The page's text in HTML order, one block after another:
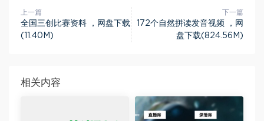
上一篇
全国三创比赛资料 ，网盘下载
(11.40M)
下一篇
172个自然拼读发音视频 ，网
盘下载(824.56M)
相关内容